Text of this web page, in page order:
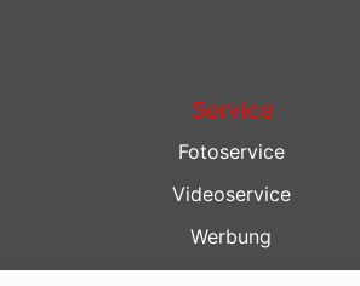
Service
Fotoservice
Videoservice
Werbung